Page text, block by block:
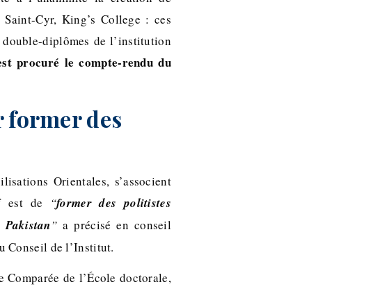
Cyr, King’s College : ces
diplômes de l’institution
procuré le compte-rendu du
former des
Orientales, s’associent
est de “former des politistes
” a précisé en conseil
Conseil de l’Institut.
de l’École doctorale,